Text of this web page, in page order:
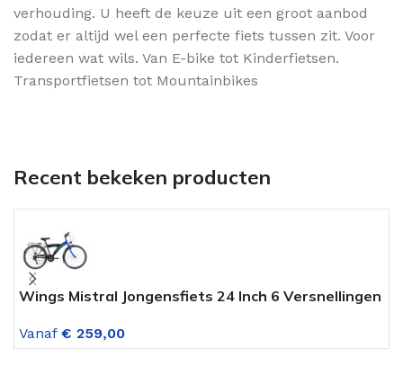
verhouding. U heeft de keuze uit een groot aanbod
zodat er altijd wel een perfecte fiets tussen zit. Voor
iedereen wat wils. Van E-bike tot Kinderfietsen.
Transportfietsen tot Mountainbikes
Recent bekeken producten
Wings Mistral Jongensfiets 24 Inch 6 Versnellingen
Vanaf € 259,00